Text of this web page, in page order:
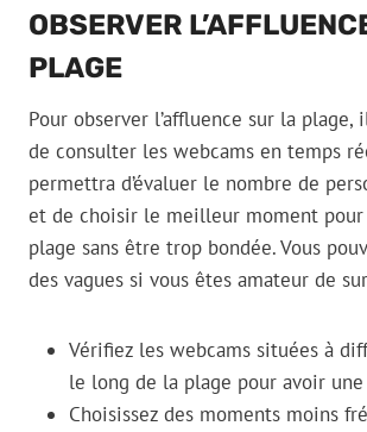
OBSERVER
PLAGE
Pour observer l’affluence sur la
de consulter les webcams en temps
permettra d’évaluer le nombre de
et de choisir le meilleur moment
plage sans être trop bondée. Vous
des vagues si vous êtes amateur de
Vérifiez les webcams situées à
le long de la plage pour avoir
Choisissez des moments moins